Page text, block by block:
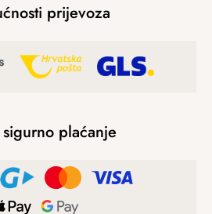
prijevoza
plaćanje